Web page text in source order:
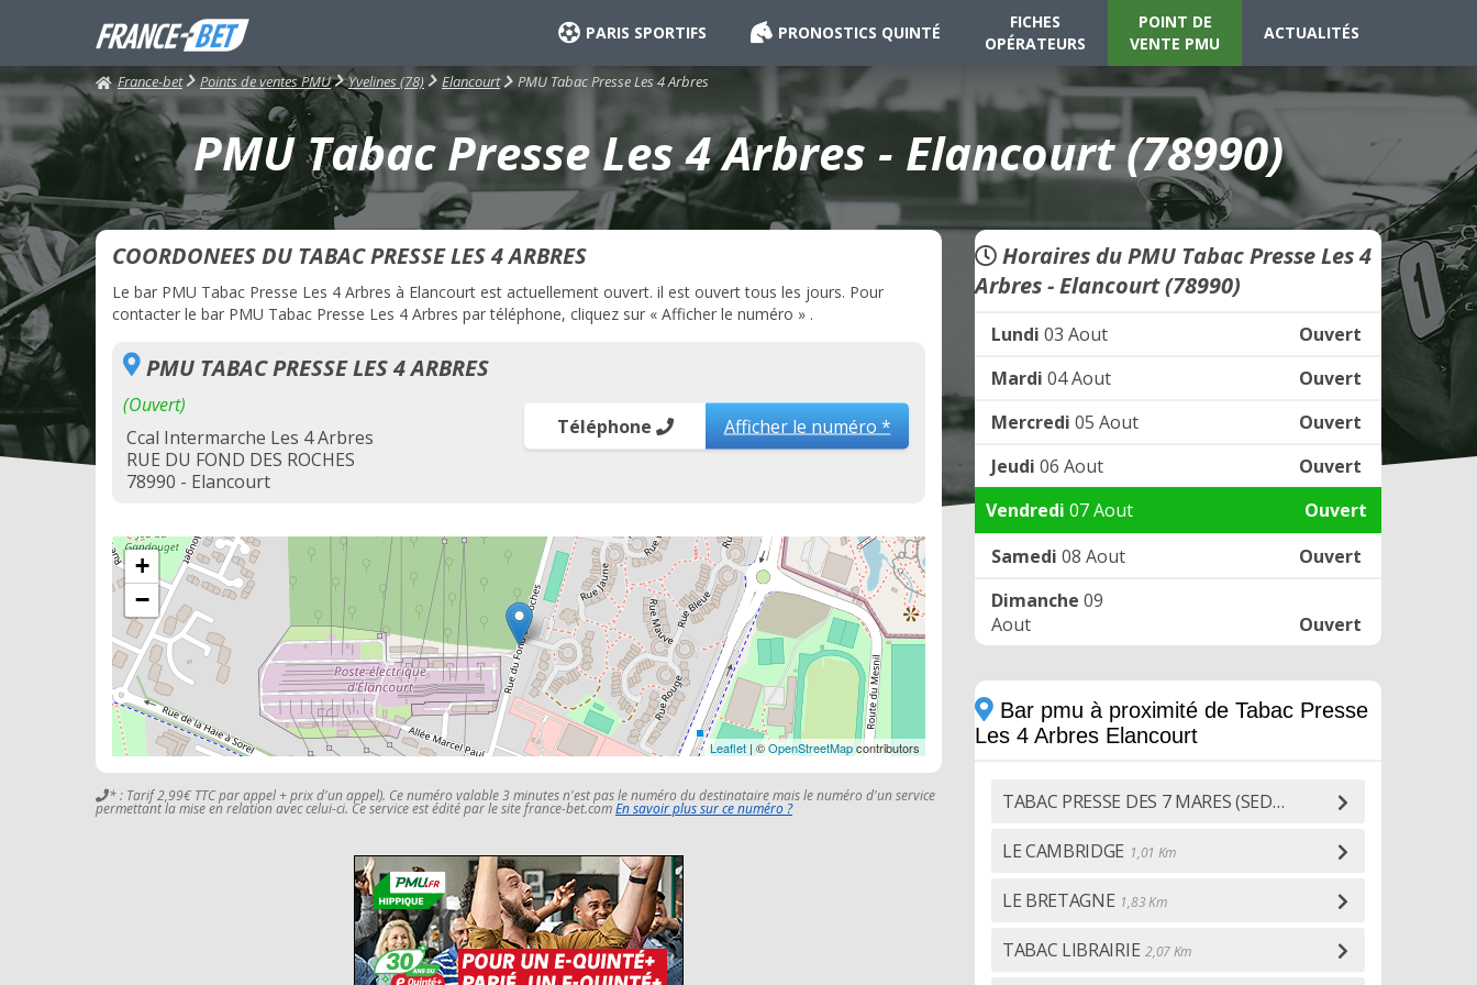
PARIS SPORTIFS PRONOSTICS QUINTÉ
FICHES
OPÉRATEURS
POINT DE
VENTE PMU
ACTUALITÉS
France-bet Points de ventes PMU Yvelines (78) Elancourt PMU Tabac Presse Les 4 Arbres
PMU Tabac Presse Les 4 Arbres - Elancourt (78990)
COORDONEES DU TABAC PRESSE LES 4 ARBRES
Le bar PMU Tabac Presse Les 4 Arbres à Elancourt est actuellement ouvert. il est ouvert tous les jours. Pour
contacter le bar PMU Tabac Presse Les 4 Arbres par téléphone, cliquez sur « Afficher le numéro » .
PMU TABAC PRESSE LES 4 ARBRES
(Ouvert)
Ccal Intermarche Les 4 Arbres
RUE DU FOND DES ROCHES
78990 - Elancourt
Téléphone Afficher le numéro *
+
−
Leaflet | ©OpenStreetMapcontributors
* : Tarif 2,99€ TTC par appel + prix d'un appel). Ce numéro valable 3 minutes n'est pas le numéro du destinataire mais le numéro d'un service
permettant la mise en relation avec celui-ci. Ce service est édité par le site france-bet.comEn savoir plus sur ce numéro ?
Horaires du PMU Tabac Presse Les 4
Arbres - Elancourt (78990)
Lundi 03 Aout
Ouvert
Mardi 04 Aout
Ouvert
Mercredi 05 Aout
Ouvert
Jeudi 06 Aout
Ouvert
Vendredi 07 Aout
Ouvert
Samedi 08 Aout
Ouvert
Dimanche 09
Aout
Ouvert
Bar pmu à proximité de Tabac Presse
Les 4 Arbres Elancourt
TABAC PRESSE DES 7 MARES (SEDIF) 0,91 Km
LE CAMBRIDGE 1,01 Km
LE BRETAGNE 1,83 Km
TABAC LIBRAIRIE 2,07 Km